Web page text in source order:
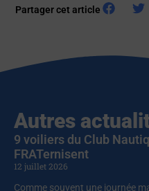
Partager cet article
Autres
9 voiliers du Club
FRATernisent
12 juillet 2026
Comme souvent une journée